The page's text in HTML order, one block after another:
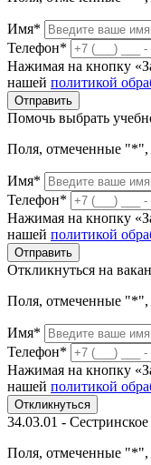
Имя*
Телефон*
Нажимая на кнопку
нашей политикой
Отправить
Помочь выбрать
Поля, отмеченные "*",
Имя*
Телефон*
Нажимая на кнопку
нашей политикой
Отправить
Откликнуться на
Поля, отмеченные "*",
Имя*
Телефон*
Нажимая на кнопку
нашей политикой
Откликнуться
34.03.01 - Сестринское
Поля, отмеченные "*",